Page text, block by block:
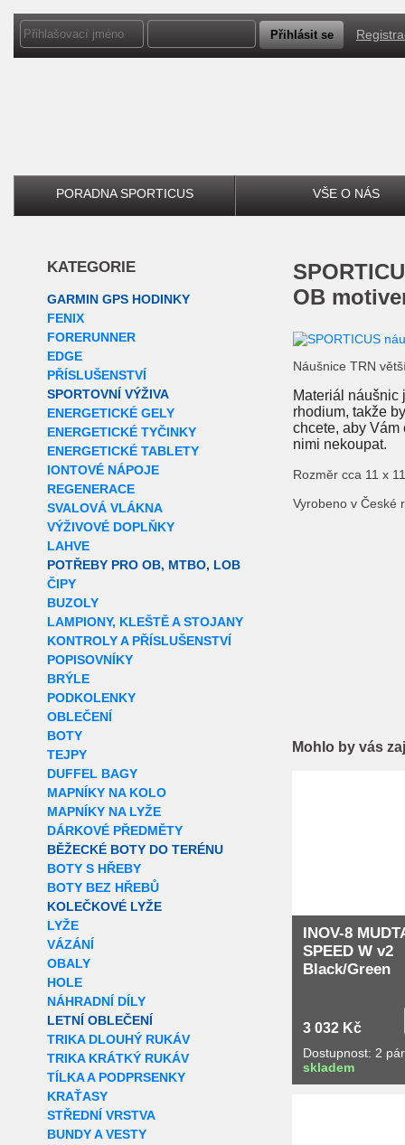
PORADNA SPORTICUS VŠE O NÁS
KATEGORIE
GARMIN GPS HODINKY
FENIX
FORERUNNER
EDGE
PŘÍSLUŠENSTVÍ
SPORTOVNÍ VÝŽIVA
ENERGETICKÉ GELY
ENERGETICKÉ TYČINKY
ENERGETICKÉ TABLETY
IONTOVÉ NÁPOJE
REGENERACE
SVALOVÁ VLÁKNA
VÝŽIVOVÉ DOPLŇKY
LAHVE
POTŘEBY PRO OB, MTBO, LOB
ČIPY
BUZOLY
LAMPIONY, KLEŠTĚ A STOJANY
KONTROLY A PŘÍSLUŠENSTVÍ
POPISOVNÍKY
BRÝLE
PODKOLENKY
OBLEČENÍ
BOTY
TEJPY
DUFFEL BAGY
MAPNÍKY NA KOLO
MAPNÍKY NA LYŽE
DÁRKOVÉ PŘEDMĚTY
BĚŽECKÉ BOTY DO TERÉNU
BOTY S HŘEBY
BOTY BEZ HŘEBŮ
KOLEČKOVÉ LYŽE
LYŽE
VÁZÁNÍ
OBALY
HOLE
NÁHRADNÍ DÍLY
LETNÍ OBLEČENÍ
TRIKA DLOUHÝ RUKÁV
TRIKA KRÁTKÝ RUKÁV
TÍLKA A PODPRSENKY
KRAŤASY
STŘEDNÍ VRSTVA
BUNDY A VESTY
SPORTICUS náušnice TRN větší s
OB
Náušnice TRN
Materiál náušnic
rhodium, takže
chcete, aby Vám
nimi nekoupat.
Rozměr cca 11 x
Vyrobeno v České
Mohlo by vás
INOV-8
SPEED W v2
Black/Green
3 032 Kč
Dostupnost: 2
skladem